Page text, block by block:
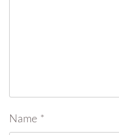
Name *